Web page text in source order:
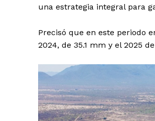
una estrategia integral para
Precisó que en este periodo
2024, de 35.1 mm y el 2025